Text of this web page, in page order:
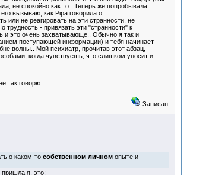
не спокойно как то. Теперь же попробывала
вызываю, как Pipa говорила о
или не реагировать на эти странности, не
- привязать эти "странности" к
и это очень захватывающе.. Обычно я так и
поступающей информации) и тебя начинает
волны.. Мой психиатр, прочитав этот абзац,
когда чувствуешь, что слишком уносит и
так говорю.
Записан
о каком-то собственном личномопыте и
пришла я, это: